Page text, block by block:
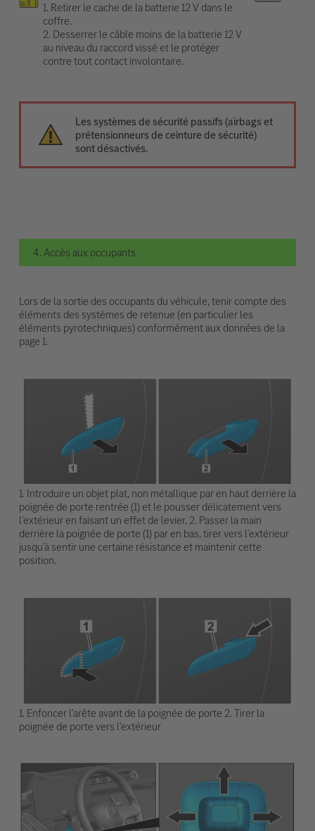
1. Retirer le cache de la batterie 12 V dans le
coffre.
2. Desserrer le câble moins de la batterie 12 V
au niveau du raccord vissé et le protéger
contre tout contact involontaire.
Les systèmes de sécurité passifs (airbags et
prétensionneurs de ceinture de sécurité)
sont désactivés.
4. Accès aux occupants
Lors de la sortie des occupants du véhicule, tenir compte des
éléments des systèmes de retenue (en particulier les
éléments pyrotechniques) conformément aux données de la
page 1.
1. Introduire un objet plat, non métallique par en haut derrière la
poignée de porte rentrée (1) et le pousser délicatement vers
l’extérieur en faisant un effet de levier. 2. Passer la main
derrière la poignée de porte (1) par en bas, tirer vers l’extérieur
jusqu’à sentir une certaine résistance et maintenir cette
position.
1. Enfoncer l'arête avant de la poignée de porte 2. Tirer la
poignée de porte vers l'extérieur